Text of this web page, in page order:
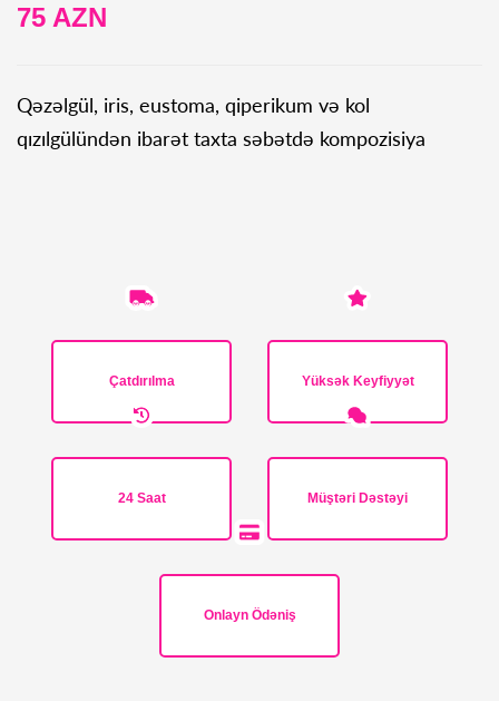
75 AZN
Qəzəlgül, iris, eustoma, qiperikum və kol
qızılgülündən ibarət taxta səbətdə kompozisiya
Çatdırılma Yüksək Keyfiyyət
24 Saat Müştəri Dəstəyi
Onlayn Ödəniş